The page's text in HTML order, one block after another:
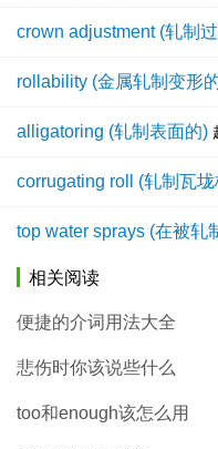
crown adjustment (轧制
rollability (金属轧制变形
alligatoring (轧制表面的)
corrugating roll (轧制瓦
top water sprays (在被轧
相关阅读
便捷的介词用法大全
悲伤时你该说些什么
too和enough该怎么用